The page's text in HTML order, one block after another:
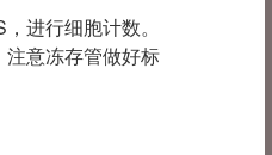
进行细胞计数。
意冻存管做好标